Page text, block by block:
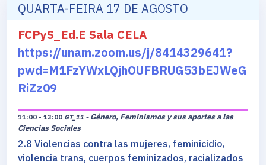
QUARTA-FEIRA 17 DE AGOSTO
FCPyS_Ed.E Sala CELA
https://unam.zoom.us/j/8414329641?
pwd=M1FzYWxLQjhOUFBRUG53bEJWeG
RiZz09
11:00 - 13:00 GT_11 - Género, Feminismos y sus aportes a las
Ciencias Sociales
2.8 Violencias contra las mujeres, feminicidio,
violencia trans, cuerpos feminizados, racializados